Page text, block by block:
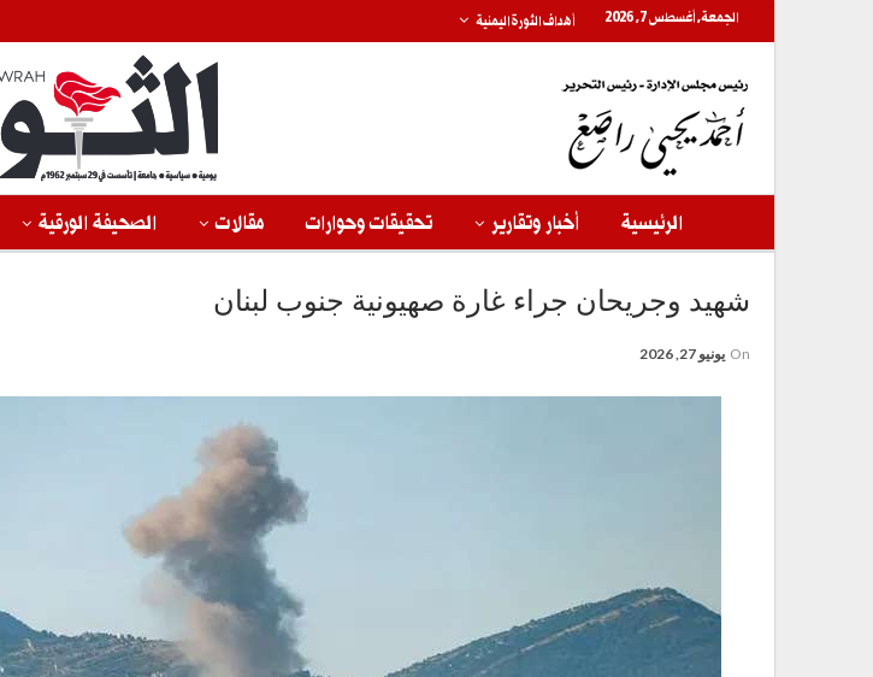
الجمعة, أغسطس 7, 2026 أهداف الثورة اليمنية
الرئيسية أخبار وتقارير تحقيقات وحوارات مقالات الصحيفة الورقية
شهيد وجريحان جراء غارة صهيونية جنوب لبنان
On يونيو 27, 2026